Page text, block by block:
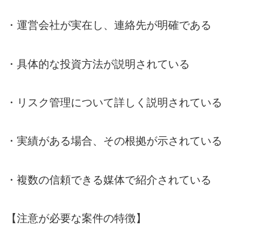
・運営会社が実在し、連絡先が明確である
・具体的な投資方法が説明されている
・リスク管理について詳しく説明されている
・実績がある場合、その根拠が示されている
・複数の信頼できる媒体で紹介されている
【注意が必要な案件の特徴】